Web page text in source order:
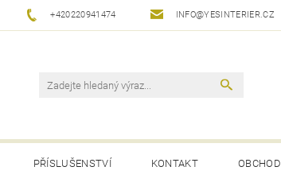
+420220941474 INFO@YESINTERIER.CZ
PŘÍSLUŠENSTVÍ KONTAKT